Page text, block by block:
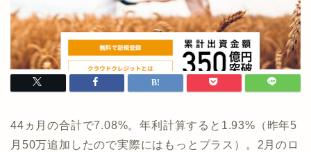
44ヵ月の合計で7.08%。年利計算すると1.93%（昨年5
月50万追加したので実際にはもっとプラス）。2月のロ